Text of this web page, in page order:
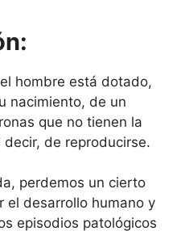
hombre está dotado,
nacimiento, de un
que no tienen la
de reproducirse.
perdemos un cierto
el desarrollo humano y
episodios patológicos